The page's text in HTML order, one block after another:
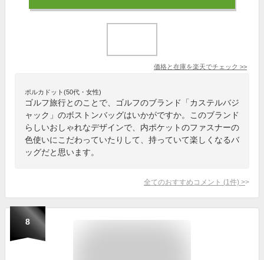
価格と在庫を楽天でチェック >>
ポルカドット(50代・女性)
ゴルフ旅行とのことで、ゴルフのブランド「カステルバジ
ャック」のボストンバッグはいかがですか。このブランド
らしいおしゃれなデザインで、内ポケットのファスナーの
色使いにこだわっていたりして、持っていて楽しくなるバ
ッグだと思います。
全てのおすすめコメント (1 件) >
8